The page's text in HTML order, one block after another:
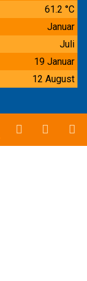
61.2 °C
Januar
Juli
19 Januar
12 August